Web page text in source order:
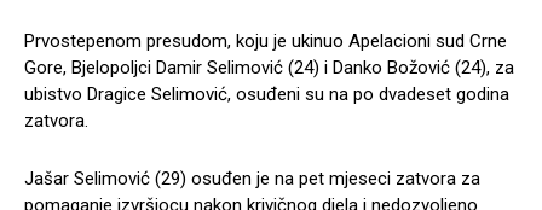
Prvostepenom presudom, koju je ukinuo Apelacioni sud Crne
Gore, Bjelopoljci Damir Selimović (24) i Danko Božović (24), za
ubistvo Dragice Selimović, osuđeni su na po dvadeset godina
zatvora.
Jašar Selimović (29) osuđen je na pet mjeseci zatvora za
pomaganje izvršiocu nakon krivičnog djela i nedozvoljeno